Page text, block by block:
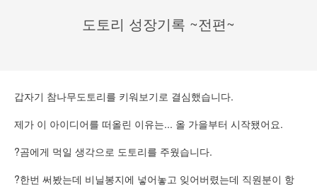
도토리 성장기록 ~전편~
갑자기 참나무도토리를 키워보기로 결심했습니다.
제가 이 아이디어를 떠올린 이유는... 올 가을부터 시작됐어요.
?곰에게 먹일 생각으로 도토리를 주웠습니다.
?한번 써봤는데 비닐봉지에 넣어놓고 잊어버렸는데 직원분이 항